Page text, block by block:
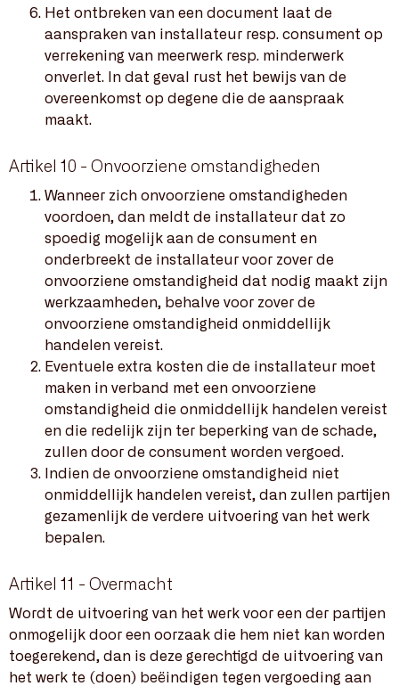
Het ontbreken van een document laat de
aanspraken van installateur resp. consument op
verrekening van meerwerk resp. minderwerk
onverlet. In dat geval rust het bewijs van de
overeenkomst op degene die de aanspraak
maakt.
Artikel 10 - Onvoorziene omstandigheden
Wanneer zich onvoorziene omstandigheden
voordoen, dan meldt de installateur dat zo
spoedig mogelijk aan de consument en
onderbreekt de installateur voor zover de
onvoorziene omstandigheid dat nodig maakt zijn
werkzaamheden, behalve voor zover de
onvoorziene omstandigheid onmiddellijk
handelen vereist.
Eventuele extra kosten die de installateur moet
maken in verband met een onvoorziene
omstandigheid die onmiddellijk handelen vereist
en die redelijk zijn ter beperking van de schade,
zullen door de consument worden vergoed.
Indien de onvoorziene omstandigheid niet
onmiddellijk handelen vereist, dan zullen partijen
gezamenlijk de verdere uitvoering van het werk
bepalen.
Artikel 11 - Overmacht
Wordt de uitvoering van het werk voor een der partijen
onmogelijk door een oorzaak die hem niet kan worden
toegerekend, dan is deze gerechtigd de uitvoering van
het werk te (doen) beëindigen tegen vergoeding aan